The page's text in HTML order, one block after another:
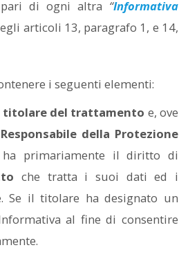
di ogni altra “Informativa
articoli 13, paragrafo 1, e 14,
i seguenti elementi:
del trattamento e, ove
della Protezione
ha primariamente il diritto di
che tratta i suoi dati ed i
Se il titolare ha designato un
al fine di consentire